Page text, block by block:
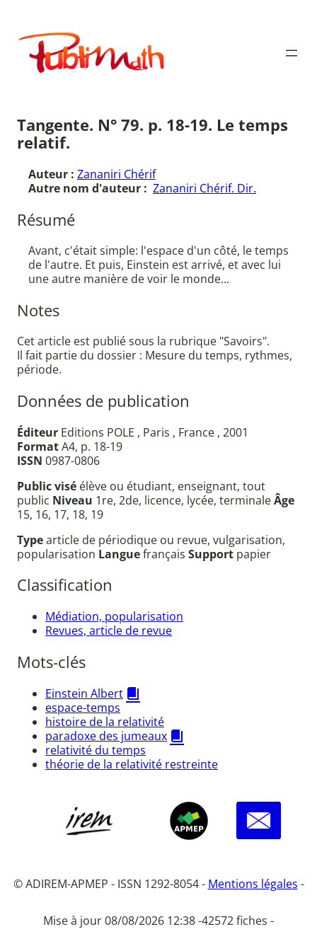
contenu
Publimath
Tangente. N° 79. p. 18-19. Le temps
relatif.
Auteur : Zananiri Chérif
Autre nom d'auteur : Zananiri Chérif. Dir.
Résumé
Avant, c'était simple: l'espace d'un côté, le temps
de l'autre. Et puis, Einstein est arrivé, et avec lui
une autre manière de voir le monde...
Notes
Cet article est publié sous la rubrique "Savoirs".
Il fait partie du dossier : Mesure du temps, rythmes,
période.
Données de publication
Éditeur Editions POLE , Paris , France , 2001
FormatA4, p. 18-19
ISSN 0987-0806
Public visé élève ou étudiant, enseignant, tout
public Niveau 1re, 2de, licence, lycée, terminaleÂge
15, 16, 17, 18, 19
Typearticle de périodique ou revue, vulgarisation,
popularisation Languefrançais Support papier
Classification
Médiation, popularisation
Revues, article de revue
Mots-clés
Einstein Albert
espace-temps
histoire de la relativité
paradoxe des jumeaux
relativité du temps
théorie de la relativité restreinte
© ADIREM-APMEP - ISSN 1292-8054 - Mentions légales -
Mise à jour 08/08/2026 12:38 -42572 fiches -